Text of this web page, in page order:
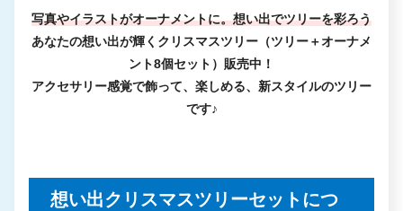
写真やイラストがオーナメントに。想い出でツリーを彩ろう
あなたの想い出が輝くクリスマスツリー（ツリー＋オーナメ
ント8個セット）販売中！
アクセサリー感覚で飾って、楽しめる、新スタイルのツリー
です♪
想い出クリスマスツリーセットにつ